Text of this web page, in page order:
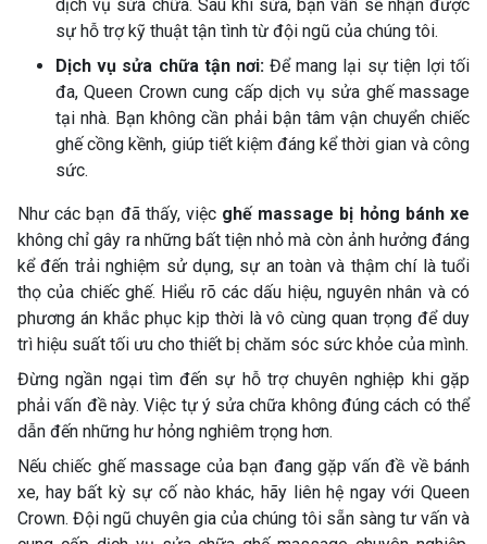
dịch vụ sửa chữa. Sau khi sửa, bạn vẫn sẽ nhận được
sự hỗ trợ kỹ thuật tận tình từ đội ngũ của chúng tôi.
Dịch vụ sửa chữa tận nơi:Để mang lại sự tiện lợi tối
đa, Queen Crown cung cấp dịch vụ sửa ghế massage
tại nhà. Bạn không cần phải bận tâm vận chuyển chiếc
ghế cồng kềnh, giúp tiết kiệm đáng kể thời gian và công
sức.
Như các bạn đã thấy, việc ghế massage bị hỏng bánh xe
không chỉ gây ra những bất tiện nhỏ mà còn ảnh hưởng đáng
kể đến trải nghiệm sử dụng, sự an toàn và thậm chí là tuổi
thọ của chiếc ghế. Hiểu rõ các dấu hiệu, nguyên nhân và có
phương án khắc phục kịp thời là vô cùng quan trọng để duy
trì hiệu suất tối ưu cho thiết bị chăm sóc sức khỏe của mình.
Đừng ngần ngại tìm đến sự hỗ trợ chuyên nghiệp khi gặp
phải vấn đề này. Việc tự ý sửa chữa không đúng cách có thể
dẫn đến những hư hỏng nghiêm trọng hơn.
Nếu chiếc ghế massage của bạn đang gặp vấn đề về bánh
xe, hay bất kỳ sự cố nào khác, hãy liên hệ ngay với Queen
Crown. Đội ngũ chuyên gia của chúng tôi sẵn sàng tư vấn và